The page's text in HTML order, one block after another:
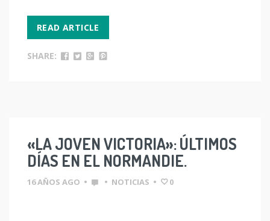
READ ARTICLE
SHARE:
«LA JOVEN VICTORIA»: ÚLTIMOS
DÍAS EN EL NORMANDIE.
16 AÑOS AGO • • NOTICIAS • 0